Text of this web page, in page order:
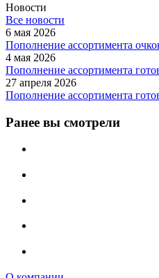
Новости
Все новости
6 мая 2026
Пополнение ассортимента
4 мая 2026
Пополнение ассортимента
27 апреля 2026
Пополнение ассортимента
Ранее вы смотрели